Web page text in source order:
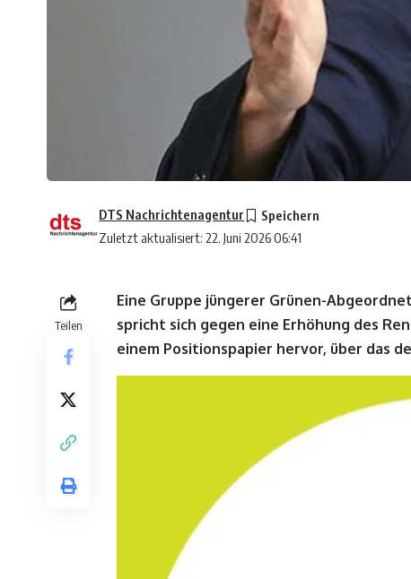
Zuletzt aktualisiert: 22. Juni 2026 06:41
DTS Nachrichtenagentur
Teilen
Eine Gruppe jüngerer Grünen-
spricht sich gegen eine Erhöhung des
einem Positionspapier hervor, über das